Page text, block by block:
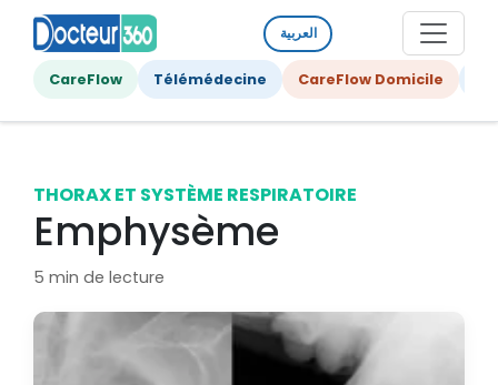
العربية
CareFlow Télémédecine CareFlow Domicile
THORAX ET SYSTÈME RESPIRATOIRE
Emphysème
5 min de lecture